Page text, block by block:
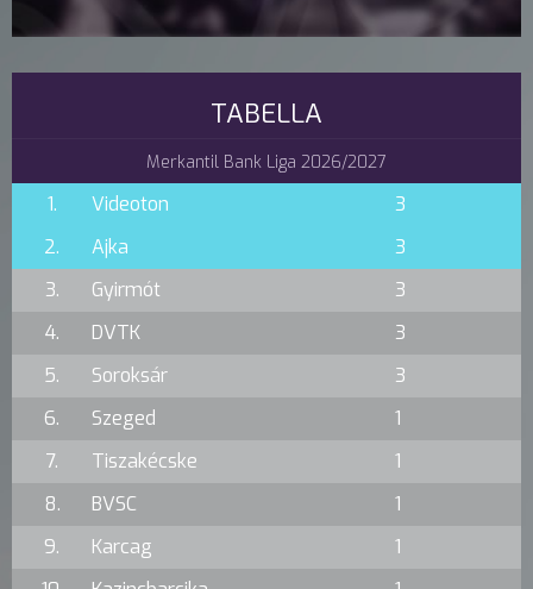
TABELLA
Merkantil Bank Liga 2026/2027
1. Videoton
3
2.
Ajka
3
3.
Gyirmót
3
4.
DVTK
3
5.
Soroksár
3
6.
Szeged
1
7.
Tiszakécske
1
8.
BVSC
1
9.
Karcag
1